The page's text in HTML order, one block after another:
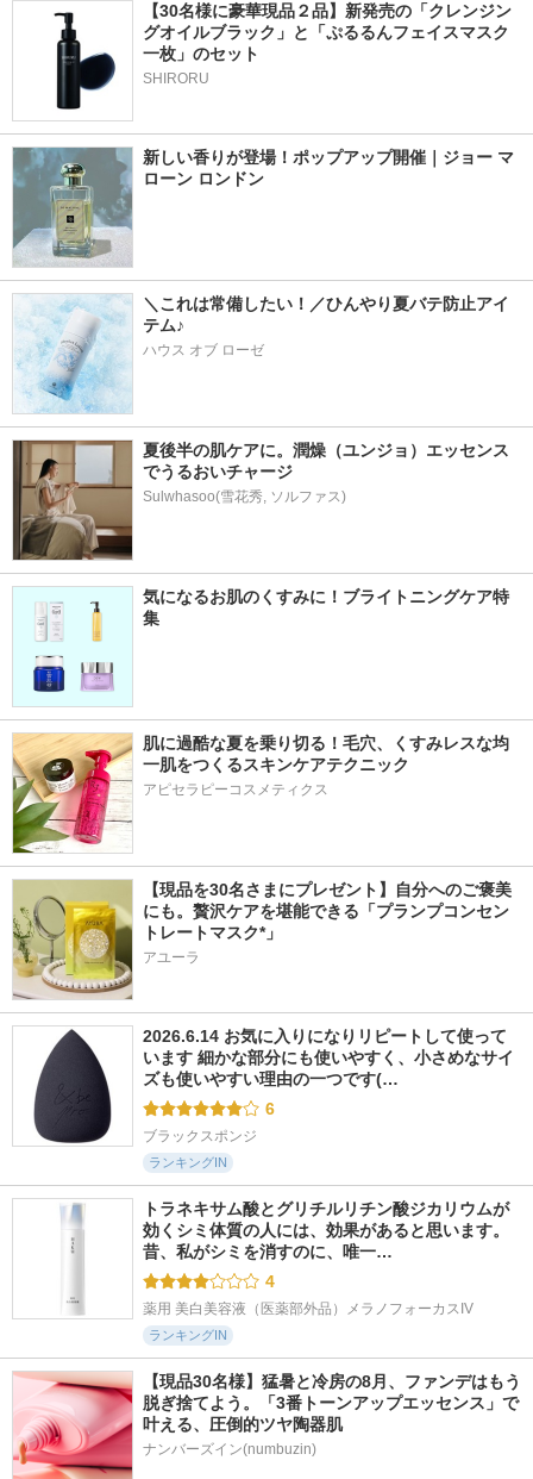
【30名様に豪華現品２品】新発売の「クレンジン
グオイルブラック」と「ぷるるんフェイスマスク
一枚」のセット
SHIRORU
新しい香りが登場！ポップアップ開催｜ジョー マ
ローン ロンドン
＼これは常備したい！／ひんやり夏バテ防止アイ
テム♪
ハウス オブ ローゼ
夏後半の肌ケアに。潤燥（ユンジョ）エッセンス
でうるおいチャージ
Sulwhasoo(雪花秀, ソルファス)
気になるお肌のくすみに！ブライトニングケア特
集
肌に過酷な夏を乗り切る！毛穴、くすみレスな均
一肌をつくるスキンケアテクニック
アピセラピーコスメティクス
【現品を30名さまにプレゼント】自分へのご褒美
にも。贅沢ケアを堪能できる「プランプコンセン
トレートマスク*」
アユーラ
2026.6.14 お気に入りになりリピートして使って
います 細かな部分にも使いやすく、小さめなサイ
ズも使いやすい理由の一つです(…
6
ブラックスポンジ
ランキングIN
トラネキサム酸とグリチルリチン酸ジカリウムが
効くシミ体質の人には、効果があると思います。
昔、私がシミを消すのに、唯一…
4
薬用 美白美容液（医薬部外品）メラノフォーカスIV
ランキングIN
【現品30名様】猛暑と冷房の8月、ファンデはもう
脱ぎ捨てよう。「3番トーンアップエッセンス」で
叶える、圧倒的ツヤ陶器肌
ナンバーズイン(numbuzin)